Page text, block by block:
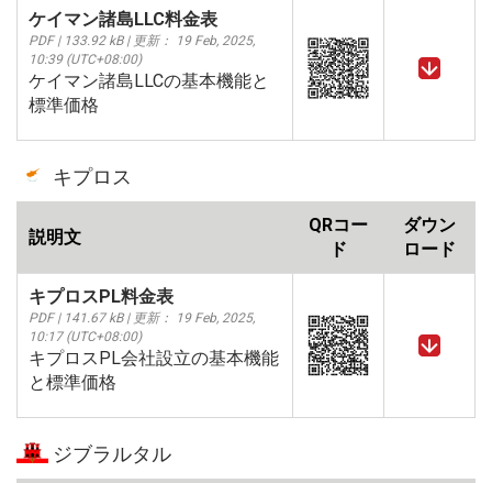
ケイマン諸島LLC料金表
PDF | 133.92 kB | 更新： 19 Feb, 2025,
10:39 (UTC+08:00)
ケイマン諸島LLCの基本機能と
標準価格
キプロス
説明文
QRコー
ド
ダウン
ロード
キプロスPL料金表
PDF | 141.67 kB | 更新： 19 Feb, 2025,
10:17 (UTC+08:00)
キプロスPL会社設立の基本機能
と標準価格
ジブラルタル